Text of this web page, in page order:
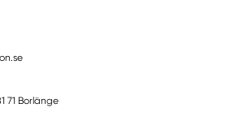
71 Borlänge